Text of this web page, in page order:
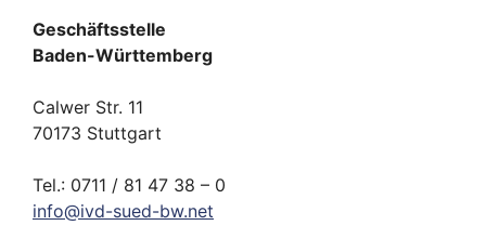
Geschäftsstelle
Baden-Württemberg
Calwer Str. 11
70173 Stuttgart
Tel.: 0711 / 81 47 38 – 0
info@ivd-sued-bw.net